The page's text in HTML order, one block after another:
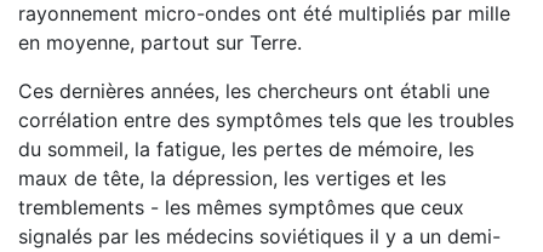
rayonnement micro-ondes ont été multipliés par mille
en moyenne, partout sur Terre.
Ces dernières années, les chercheurs ont établi une
corrélation entre des symptômes tels que les troubles
du sommeil, la fatigue, les pertes de mémoire, les
maux de tête, la dépression, les vertiges et les
tremblements - les mêmes symptômes que ceux
signalés par les médecins soviétiques il y a un demi-